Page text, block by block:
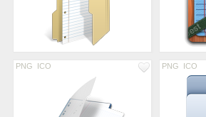
PNG ICO PNG ICO